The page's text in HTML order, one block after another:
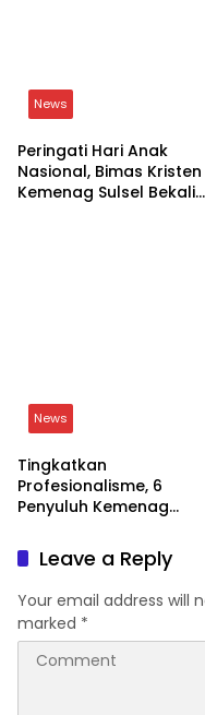
News
Peringati Hari Anak
Nasional, Bimas Kristen
Kemenag Sulsel Bekali
News
Tingkatkan
Profesionalisme, 6
Penyuluh Kemenag
Kenaikan Jabatan
Leave a Reply
Your email address will
marked *